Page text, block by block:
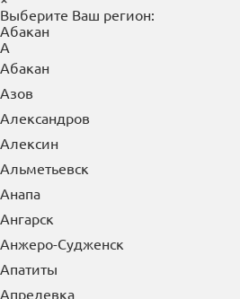
Выберите Ваш регион:
Абакан
А
Абакан
Азов
Александров
Алексин
Альметьевск
Анапа
Ангарск
Анжеро-Судженск
Апатиты
Апрелевка